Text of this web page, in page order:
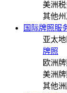
美洲
其他
国际牌照服
亚太
牌照
欧洲
美洲
其他